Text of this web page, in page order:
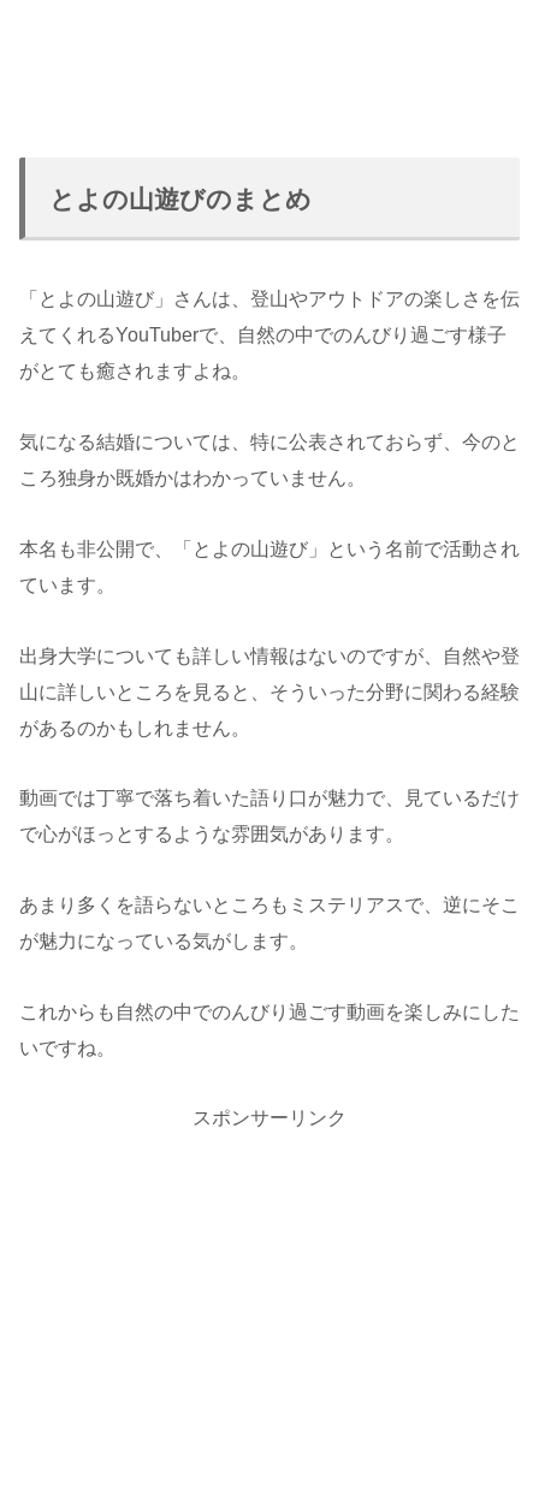
とよの山遊びのまとめ
「とよの山遊び」さんは、登山やアウトドアの楽しさを伝
えてくれるYouTuberで、自然の中でのんびり過ごす様子
がとても癒されますよね。
気になる結婚については、特に公表されておらず、今のと
ころ独身か既婚かはわかっていません。
本名も非公開で、「とよの山遊び」という名前で活動され
ています。
出身大学についても詳しい情報はないのですが、自然や登
山に詳しいところを見ると、そういった分野に関わる経験
があるのかもしれません。
動画では丁寧で落ち着いた語り口が魅力で、見ているだけ
で心がほっとするような雰囲気があります。
あまり多くを語らないところもミステリアスで、逆にそこ
が魅力になっている気がします。
これからも自然の中でのんびり過ごす動画を楽しみにした
いですね。
スポンサーリンク